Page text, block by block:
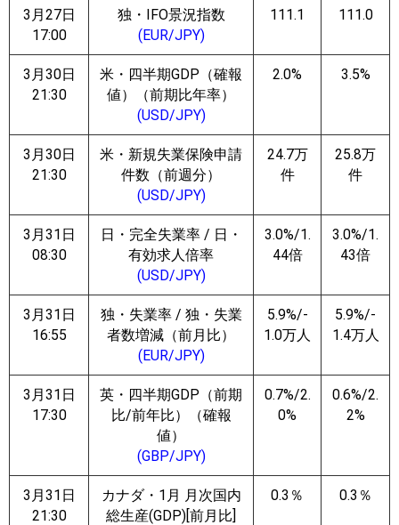
3月27日
17:00
独・IFO景況指数
(EUR/JPY)
111.1 111.0
3月30日
21:30
米・四半期GDP（確報
値）（前期比年率）
(USD/JPY)
2.0% 3.5%
3月30日
21:30
米・新規失業保険申請
件数（前週分）
(USD/JPY)
24.7万
件
25.8万
件
3月31日
08:30
日・完全失業率 / 日・
有効求人倍率
(USD/JPY)
3.0%/1.
44倍
3.0%/1.
43倍
3月31日
16:55
独・失業率 / 独・失業
者数増減（前月比）
(EUR/JPY)
5.9%/-
1.0万人
5.9%/-
1.4万人
3月31日
17:30
英・四半期GDP（前期
比/前年比）（確報
値）
(GBP/JPY)
0.7%/2.
0%
0.6%/2.
2%
3月31日
21:30
カナダ・1月 月次国内
総生産(GDP)[前月比]
0.3％ 0.3％